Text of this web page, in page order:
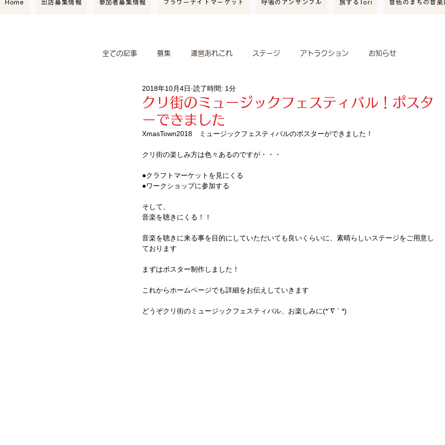
Home 出店募集情報 参加者募集情報 フラワーナイトマーケット 呼吸のアンサンブル 旅するTori 音色のまちの音楽
全ての記事 募集 運営あれこれ ステージ アトラクション お知らせ
マーケット情報 紹介 開催報告
ワークショップ コレレヴィレッジ
クリ街のミュージックフェスティバル！ポスタ
ーできました
2018年10月4日 読了時間: 1分
XmasTown2018　ミュージックフェスティバルのポスターができました！
クリ街の楽しみ方は色々あるのですが・・・
●クラフトマーケットを見にくる
●ワークショップに参加する
そして、
音楽を聴きにくる！！
音楽を聴きに来る事を目的にしていただいても良いくらいに、素晴らしいステージをご用意し
ております
まずはポスター制作しました！
これからホームページでも詳細をお伝えしていきます
どうぞクリ街のミュージックフェスティバル、お楽しみに(*´∇｀*)